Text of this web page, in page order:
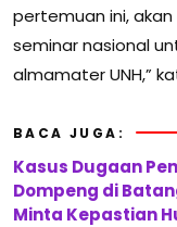
pertemuan ini,
seminar nasional
almamater UNH,”
BACA JUGA:
Kasus Dugaan
Dompeng di
Minta Kepastian